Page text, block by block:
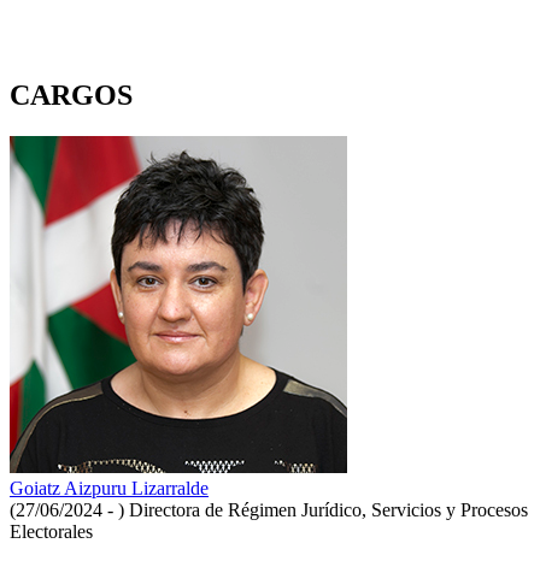
CARGOS
Goiatz Aizpuru Lizarralde
(27/06/2024 - ) Directora de Régimen Jurídico, Servicios y Procesos
Electorales